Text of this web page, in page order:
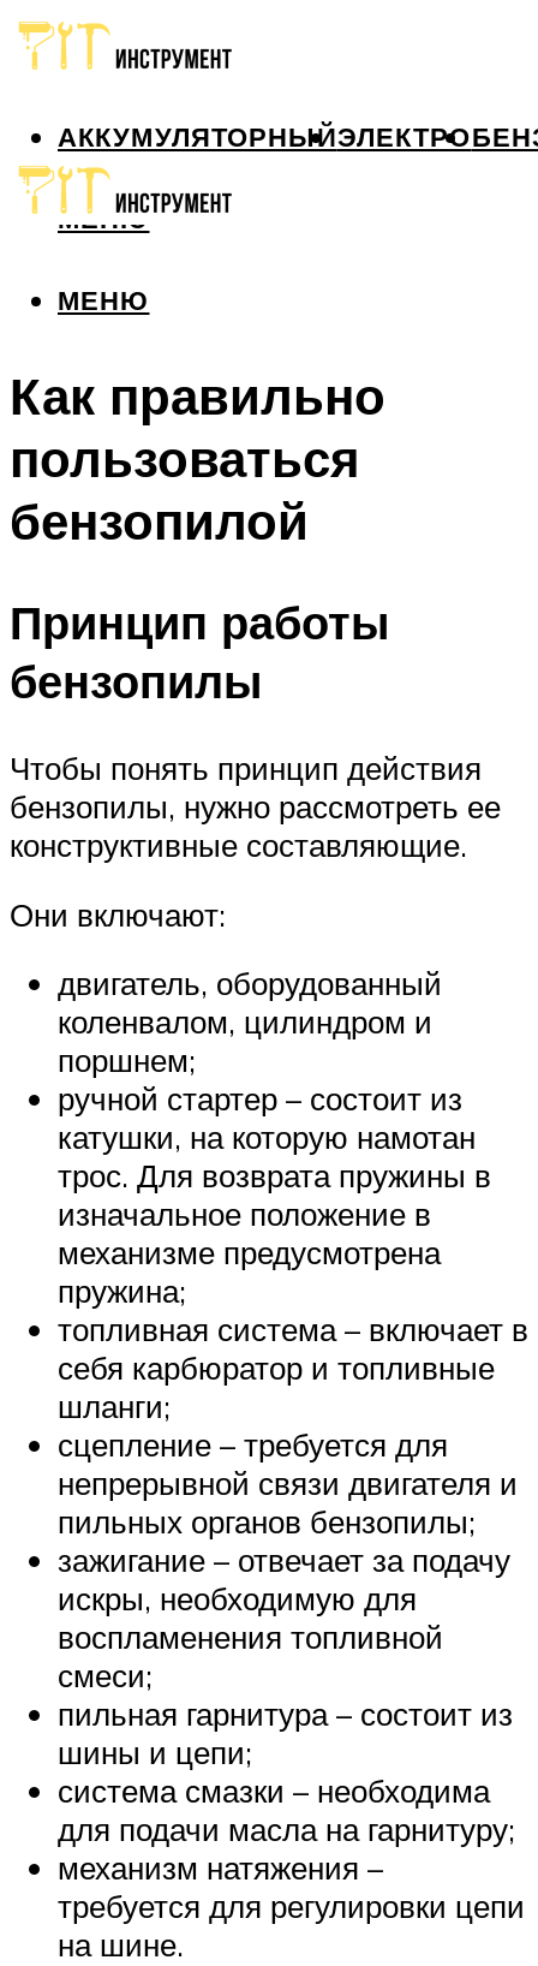
АККУМУЛЯТОРНЫЙЭЛЕКТРО
МЕНЮ
МЕНЮ
Как правильно
пользоваться
бензопилой
Принцип работы
бензопилы
Чтобы понять принцип действия
бензопилы, нужно рассмотреть ее
конструктивные составляющие.
Они включают:
двигатель, оборудованный
коленвалом, цилиндром и
поршнем;
ручной стартер – состоит из
катушки, на которую намотан
трос. Для возврата пружины в
изначальное положение в
механизме предусмотрена
пружина;
топливная система – включает в
себя карбюратор и топливные
шланги;
сцепление – требуется для
непрерывной связи двигателя и
пильных органов бензопилы;
зажигание – отвечает за подачу
искры, необходимую для
воспламенения топливной
смеси;
пильная гарнитура – состоит из
шины и цепи;
система смазки – необходима
для подачи масла на гарнитуру;
механизм натяжения –
требуется для регулировки цепи
на шине.